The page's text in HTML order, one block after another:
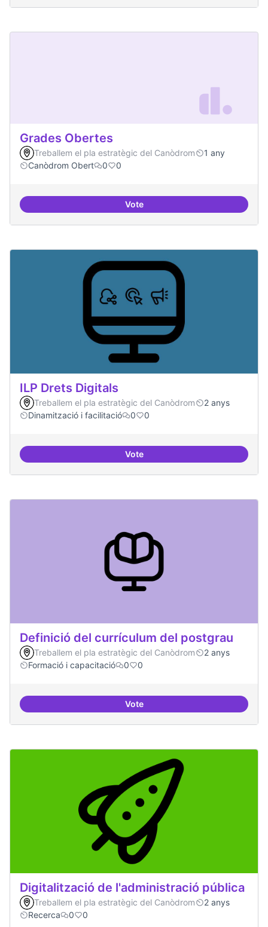
Grades Obertes
Treballem el pla estratègic del Canòdrom
1 any
Canòdrom Obert
0 0
VoteGrades Obertes
ILP Drets Digitals
Treballem el pla estratègic del Canòdrom
2 anys
Dinamització i facilitació
0 0
VoteILP Drets Digitals
Definició del currículum del postgrau
Treballem el pla estratègic del Canòdrom
2 anys
Formació i capacitació
0 0
VoteDefinició del currículum del
Digitalització de l'administració pública
Treballem el pla estratègic del Canòdrom
2 anys
Recerca
0 0